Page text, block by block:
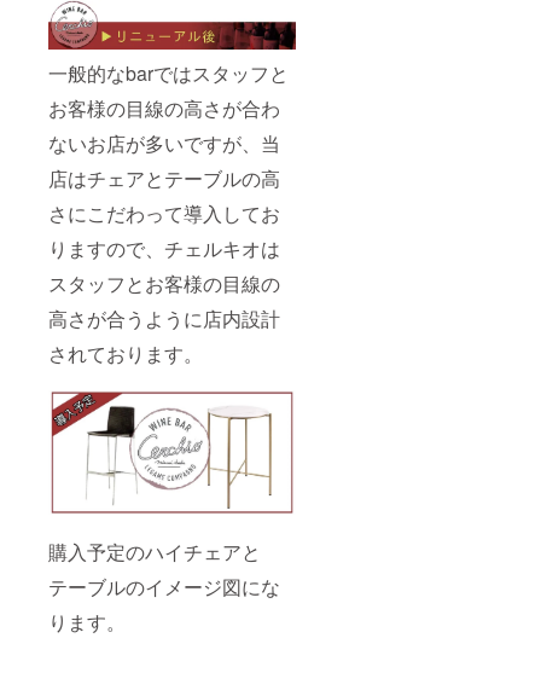
一般的なbarではスタッフと
お客様の目線の高さが合わ
ないお店が多いですが、当
店はチェアとテーブルの高
さにこだわって導入してお
りますので、チェルキオは
スタッフとお客様の目線の
高さが合うように店内設計
されております。
購入予定のハイチェアと
テーブルのイメージ図にな
ります。